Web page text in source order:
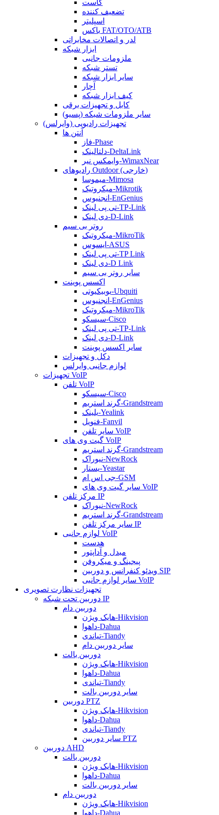
کاست
تضعیف کننده
اسپلیتر
باکس FAT/OTO/ATB
لدر و اتصالات مخابراتی
ابزار شبکه
ملزومات جانبی
تستر شبکه
سایر ابزار شبکه
آچار
کیف ابزار شبکه
کابل و تجهیزات برقی
سایر ملزومات شبکه (پسیو)
تجهیزات رادیویی (وایرلس)
آنتن ها
فاز-Phase
دلتالینک-DeltaLink
وایمکس نیر-WimaxNear
رادیوهای Outdoor (خارجی)
میموسا-Mimosa
میکروتیک-Mikrotik
انجنیوس-EnGenius
تی پی لینک-TP-Link
دی لینک-D-Link
روتر بی سیم
میکروتیک-MikroTik
ایسوس-ASUS
تی پی لینک-TP Link
دی لینک-D Link
سایر روتر بی سیم
اکسس پوینت
یوبیکیوتی-Ubquiti
انجنیوس-EnGenius
میکروتیک-MikroTik
سیسکو-Cisco
تی پی لینک-TP-Link
دی لینک-D-Link
سایر اکسس پوینت
دکل و تجهیزات
لوازم جانبی وایرلس
تجهیزات VoIP
تلفن VoIP
سیسکو-Cisco
گرند استریم-Grandstream
یلینک-Yealink
فنویل-Fanvil
سایر تلفن VoIP
گیت وی های VoIP
گرند استریم-Grandstream
نیوراک-NewRock
یستار-Yeastar
جی اس ام-GSM
سایر گیت وی های VoIP
مرکز تلفن IP
نیوراک-NewRock
گرند استریم-Grandstream
سایر مرکز تلفن IP
لوازم جانبی VoIP
هدست
مبدل و آداپتور
پیجینگ و میکروفن
ویدئو کنفرانس و دوربین SIP
سایر لوازم جانبی VoIP
تجهیزات نظارت تصویری
دوربین تحت شبکه IP
دوربین دام
هایک ویژن-Hikvision
داهوا-Dahua
تیاندی-Tiandy
سایر دوربین دام
دوربین بالت
هایک ویژن-Hikvision
داهوا-Dahua
تیاندی-Tiandy
سایر دوربین بالت
دوربین PTZ
هایک ویژن-Hikvision
داهوا-Dahua
تیاندی-Tiandy
سایر دوربین PTZ
دوربین AHD
دوربین بالت
هایک ویژن-Hikvision
داهوا-Dahua
سایر دوربین بالت
دوربین دام
هایک ویژن-Hikvision
داهوا-Dahua